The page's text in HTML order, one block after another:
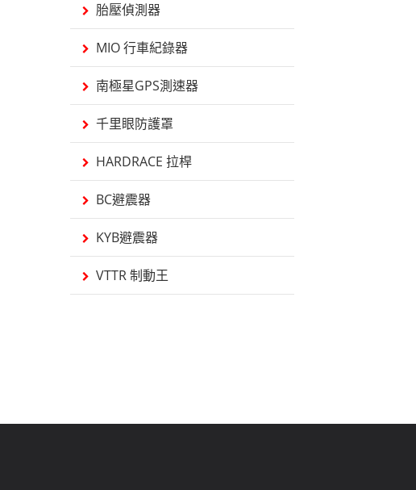
胎壓偵測器
MIO 行車紀錄器
南極星GPS測速器
千里眼防護罩
HARDRACE 拉桿
BC避震器
KYB避震器
VTTR 制動王